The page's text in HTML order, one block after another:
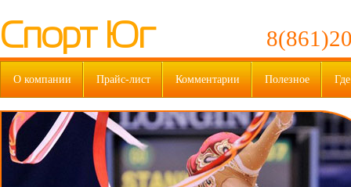
Спорт Юг
О компании Прайс-лист Комментарии Полезное